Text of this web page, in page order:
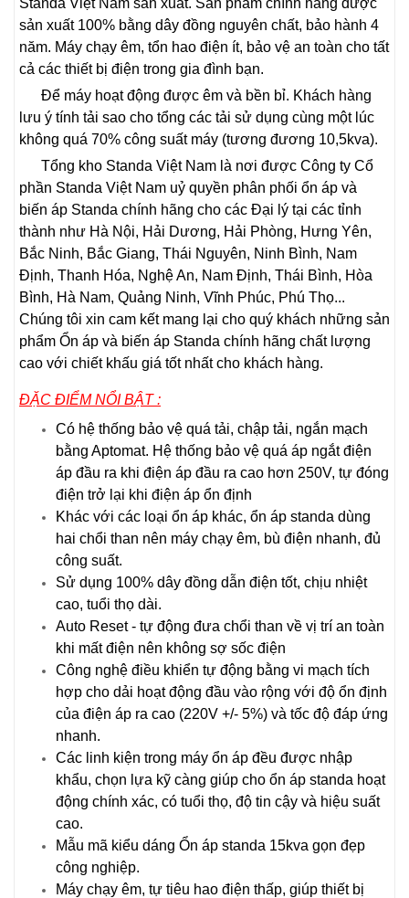
sản xuất 100% bằng dây đồng nguyên chất, bảo hành 4
năm. Máy chạy êm, tổn hao điện ít, bảo vệ an toàn cho tất
cả các thiết bị điện trong gia đình bạn.
Để máy hoạt động được êm và bền bỉ. Khách hàng
lưu ý tính tải sao cho tổng các tải sử dụng cùng một lúc
không quá 70% công suất máy (tương đương 10,5kva).
Tổng kho Standa Việt Nam là nơi được Công ty Cổ
phần Standa Việt Nam uỷ quyền phân phối ổn áp và
biến áp Standa chính hãng cho các Đại lý tại các tỉnh
thành như Hà Nội, Hải Dương, Hải Phòng, Hưng Yên,
Bắc Ninh, Bắc Giang, Thái Nguyên, Ninh Bình, Nam
Định, Thanh Hóa, Nghệ An, Nam Định, Thái Bình, Hòa
Bình, Hà Nam, Quảng Ninh, Vĩnh Phúc, Phú Thọ...
Chúng tôi xin cam kết mang lại cho quý khách những sản
phẩm Ổn áp và biến áp Standa chính hãng chất lượng
cao với chiết khấu giá tốt nhất cho khách hàng.
ĐẶC ĐIỂM NỔI BẬT :
Có hệ thống bảo vệ quá tải, chập tải, ngắn mạch
bằng Aptomat. Hệ thống bảo vệ quá áp ngắt điện
áp đầu ra khi điện áp đầu ra cao hơn 250V, tự đóng
điện trở lại khi điện áp ổn định
Khác với các loại ổn áp khác, ổn áp standa dùng
hai chổi than nên máy chạy êm, bù điện nhanh, đủ
công suất.
Sử dụng 100% dây đồng dẫn điện tốt, chịu nhiệt
cao, tuổi thọ dài.
Auto Reset - tự động đưa chổi than về vị trí an toàn
khi mất điện nên không sợ sốc điện
Công nghệ điều khiển tự động bằng vi mạch tích
hợp cho dải hoạt động đầu vào rộng với độ ổn định
của điện áp ra cao (220V +/- 5%) và tốc độ đáp ứng
nhanh.
Các linh kiện trong máy ổn áp đều được nhập
khẩu, chọn lựa kỹ càng giúp cho ổn áp standa hoạt
động chính xác, có tuổi thọ, độ tin cậy và hiệu suất
cao.
Mẫu mã kiểu dáng Ổn áp standa 15kva gọn đẹp
công nghiệp.
Máy chạy êm, tự tiêu hao điện thấp, giúp thiết bị